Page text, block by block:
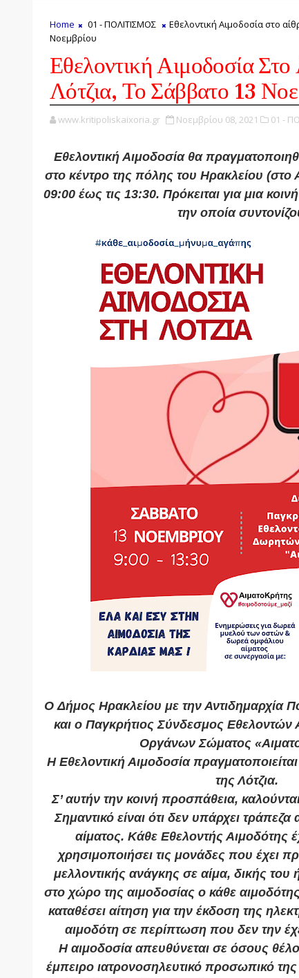
Home 01 - ΠΟΛΙΤΙΣΜΟΣ
Εθελοντική Αιμοδοσία στο
Νοεμβρίου
Εθελοντική Αιμοδοσία Στο
Λότζια, Το Σάββατο 13
www.kritipoliskaixoria.gr Νοεμβρίου 08, 2021 01 -
Εθελοντική Αιμοδοσία θα
στο κέντρο της πόλης του Ηρακλείου (στο
09:00 έως τις 13:30. Πρόκειται για μια
την οποία
O Δήμος Ηρακλείου με την Αντιδημαρχία
και ο Παγκρήτιος Σύνδεσμος
Οργάνων Σώματος
Η Εθελοντική Αιμοδοσία
της Λότζια.
Σ’ αυτήν την κοινή προσπάθεια,
Σημαντικό είναι ότι δεν υπάρχει τράπεζα
αίματος. Κάθε Εθελοντής Αιμοδότης
χρησιμοποιήσει τις μονάδες που έχει
μελλοντικής ανάγκης σε αίμα, δικής
στο χώρο της αιμοδοσίας ο κάθε
καταθέσει αίτηση για την έκδοση της
αιμοδότη σε περίπτωση που δεν την
Η αιμοδοσία απευθύνεται σε όσους
έμπειρο ιατρονοσηλευτικό προσωπικό